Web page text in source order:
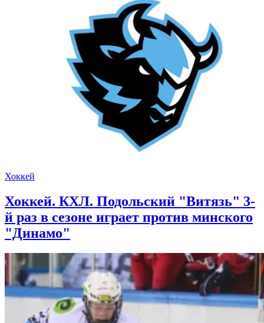
Хоккей
Хоккей. КХЛ. Подольский "Витязь" 3-
й раз в сезоне играет против минского
"Динамо"